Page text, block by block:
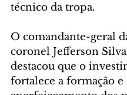
técnico da tropa.
O comandante-geral
coronel Jefferson
destacou que o
fortalece a formação e